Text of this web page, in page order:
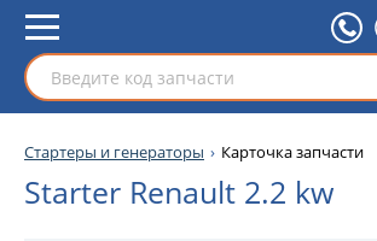
Стартеры и генераторы Карточка запчасти
Starter Renault 2.2 kw